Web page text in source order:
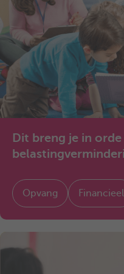
Dit breng je in
Opvang Financieel